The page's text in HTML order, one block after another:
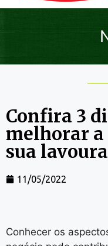
Confira 3
melhorar
sua lavoura
11/05/2022
Conhecer os